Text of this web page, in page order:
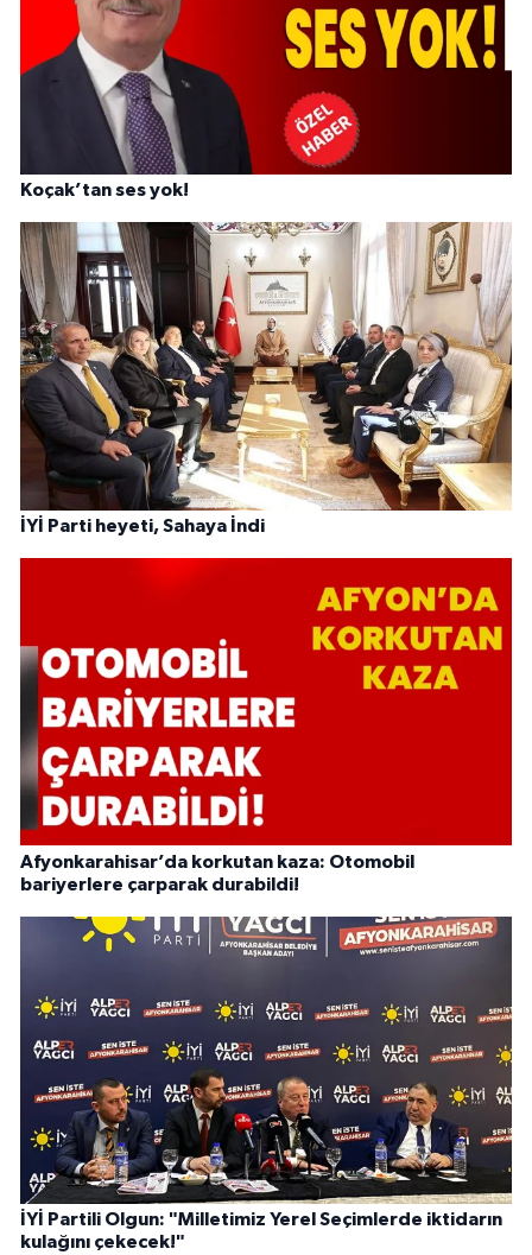
Koçak’tan ses yok!
İYİ Parti heyeti, Sahaya İndi
Afyonkarahisar’da korkutan kaza: Otomobil
bariyerlere çarparak durabildi!
İYİ Partili Olgun: "Milletimiz Yerel Seçimlerde iktidarın
kulağını çekecek!"